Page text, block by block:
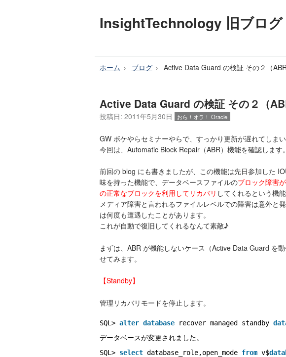
InsightTechnology 旧ブログ
ホーム ブログ Active Data Guard の検証 その２（ABR
Active Data Guard の検証 その２（
投稿日: 2011年5月30日 おら！オラ！ Oracle
GW ボケやらセミナーやらで、すっかり更新が遅れてしま
今回は、Automatic Block Repair（ABR）機能を確認します。
前回の blog にも書きましたが、この機能は先日参加した
味を持った機能で、データベースファイルのブロック障害
の正常なブロックを利用してリカバリ してくれるという機能
メディア障害と言われるファイルレベルでの障害は意外と
は何度も遭遇したことがあります。
これが自動で復旧してくれるなんて素敵♪
まずは、ABR が機能しないケース（Active Data Guard を
せてみます。
【Standby】
管理リカバリモードを停止します。
SQL> alter database recover managed standby
データベースが変更されました。
SQL> select database_role,open_mode from v$